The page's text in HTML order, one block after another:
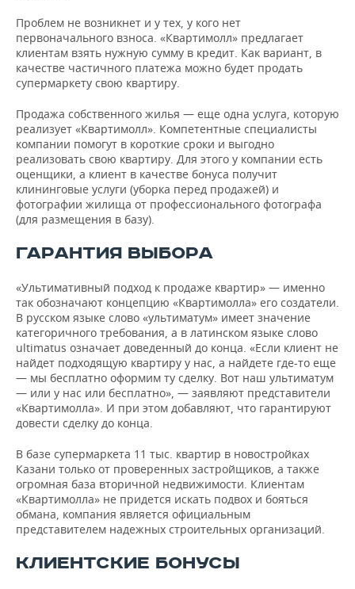
Проблем не возникнет и у тех, у кого нет
первоначального взноса. «Квартимолл» предлагает
клиентам взять нужную сумму в кредит. Как вариант, в
качестве частичного платежа можно будет продать
супермаркету свою квартиру.
Продажа собственного жилья — еще одна услуга, которую
реализует «Квартимолл». Компетентные специалисты
компании помогут в короткие сроки и выгодно
реализовать свою квартиру. Для этого у компании есть
оценщики, а клиент в качестве бонуса получит
клининговые услуги (уборка перед продажей) и
фотографии жилища от профессионального фотографа
(для размещения в базу).
ГАРАНТИЯ ВЫБОРА
«Ультимативный подход к продаже квартир» — именно
так обозначают концепцию «Квартимолла» его создатели.
В русском языке слово «ультиматум» имеет значение
категоричного требования, а в латинском языке слово
ultimatus означает доведенный до конца. «Если клиент не
найдет подходящую квартиру у нас, а найдете где-то еще
— мы бесплатно оформим ту сделку. Вот наш ультиматум
— или у нас или бесплатно», — заявляют представители
«Квартимолла». И при этом добавляют, что гарантируют
довести сделку до конца.
В базе супермаркета 11 тыс. квартир в новостройках
Казани только от проверенных застройщиков, а также
огромная база вторичной недвижимости. Клиентам
«Квартимолла» не придется искать подвох и бояться
обмана, компания является официальным
представителем надежных строительных организаций.
КЛИЕНТСКИЕ БОНУСЫ